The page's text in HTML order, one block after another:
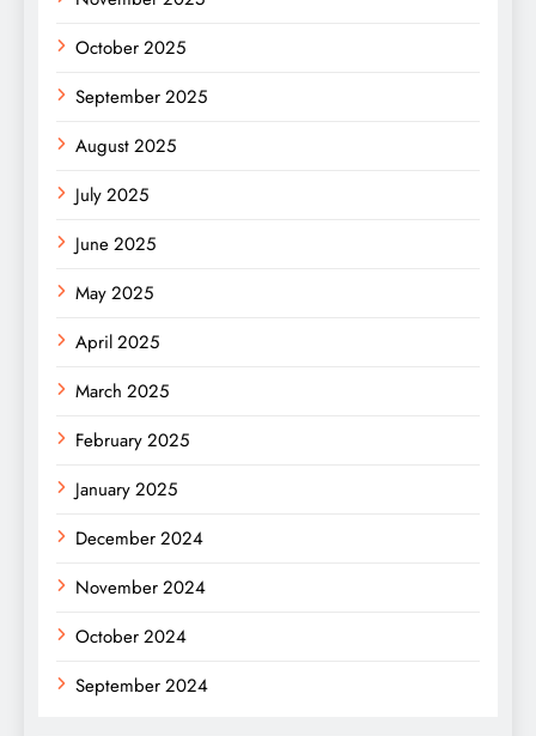
October 2025
September 2025
August 2025
July 2025
June 2025
May 2025
April 2025
March 2025
February 2025
January 2025
December 2024
November 2024
October 2024
September 2024